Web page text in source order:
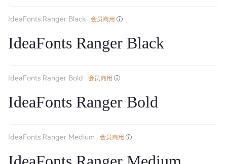
IdeaFonts Ranger Black 会员商用
IdeaFonts Ranger Black
IdeaFonts Ranger Bold 会员商用
IdeaFonts Ranger Bold
IdeaFonts Ranger Medium 会员商用